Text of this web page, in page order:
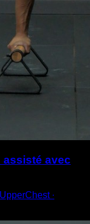
assisté avec
∙